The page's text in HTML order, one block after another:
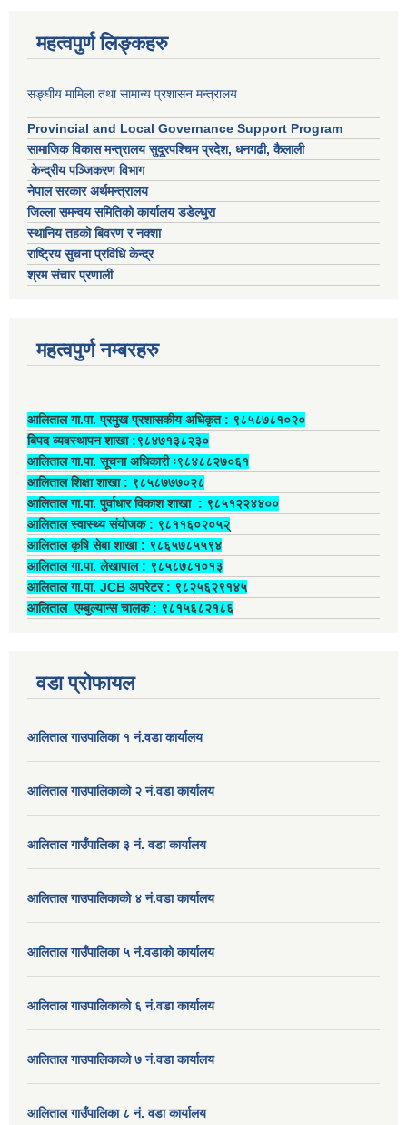
महत्वपुर्ण लिङ्कहरु
सङ्घीय मामिला तथा सामान्य प्रशासन मन्त्रालय
Provincial and Local Governance Support Program
सामाजिक विकास मन्त्रालय सुदूरपश्चिम प्रदेश, धनगढी, कैलाली
केन्द्रीय पञ्जिकरण विभाग
नेपाल सरकार अर्थमन्त्रालय
जिल्ला समन्वय समितिको कार्यालय डडेल्धुरा
स्थानिय तहको बिवरण र नक्शा
राष्ट्रिय सुचना प्रविधि केन्द्र
श्रम संचार प्रणाली
महत्वपुर्ण नम्बरहरु
आलिताल गा.पा. प्रमुख प्रशासकीय अधिकृत ‍: ९८५८७८१०२०
बिपद व्यवस्थापन शाखा :९८४७१३८२३०
आलिताल गा.पा. सूचना अधिकारी ः९८४८८२७०६१
आलिताल शिक्षा शाखा : ९८५८७७७०२८
आलिताल गा.पा. पुर्वाधार विकाश शाखा ‍: ९८५१२२४४००
आलिताल स्वास्थ्य संयोजक ‍: ९८११६०२०५२्
आलिताल कृषि सेबा शाखा : ९८६५७८५५९४
आलिताल गा.पा. लेखापाल ‍: ९८५८७८१०१३
आलिताल गा.पा. JCB अपरेटर ‍: ९८२५६२९१४५
आलिताल एम्बुल्यान्स चालक ‍: ९८१५६८२१८६
वडा प्रोफायल
आलिताल गाउपालिका १ नं.वडा कार्यालय
आलिताल गाउपालिकाको २ नं.वडा कार्यालय
आलिताल गाउँपालिका ३ नं. वडा कार्यालय
आलिताल गाउपालिकाको ४ नं.वडा कार्यालय
आलिताल गाउँपालिका ५ नं.वडाको कार्यालय
आलिताल गाउपालिकाको ६ नं.वडा कार्यालय
आलिताल गाउपालिकाको ७ नं.वडा कार्यालय
आलिताल गाउँपालिका ८ नं. वडा कार्यालय